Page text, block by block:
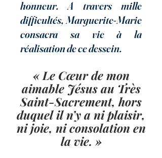
honneur. A travers mille
difficultés, Marguerite-Marie
consacra sa vie à la
réalisation de ce dessein.
« Le Cœur de mon
aimable Jésus au Très
Saint-Sacrement, hors
duquel il n’y a ni plaisir,
ni joie, ni consolation en
la vie. »